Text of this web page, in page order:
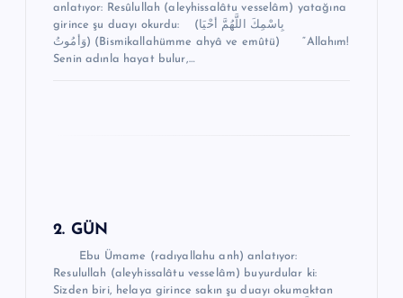
anlatıyor: Resûlullah (aleyhissalâtu vesselâm) yatağına
girince şu duayı okurdu: (بِاسْمِكَ اللَّهُمَّ أحْيَا
وَأمُوتُ) (Bismikallahümme ahyâ ve emûtü) “Allahım!
Senin adınla hayat bulur,…
2. GÜN
Ebu Ümame (radıyallahu anh) anlatıyor:
Resulullah (aleyhissalâtu vesselâm) buyurdular ki:
Sizden biri, helaya girince sakın şu duayı okumaktan